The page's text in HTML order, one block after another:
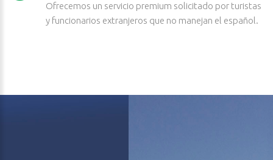
Ofrecemos un servicio premium solicitado por turistas
y funcionarios extranjeros que no manejan el español.